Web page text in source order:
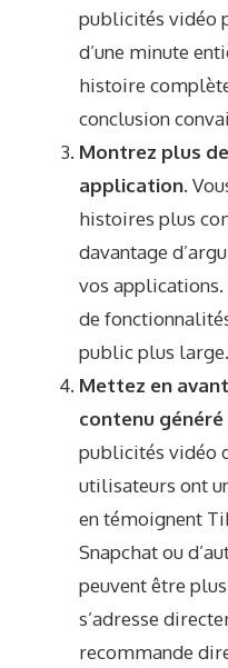
publicités vidéo
d’une minute
histoire
conclusion
Montrez plus
application.
histoires plus
davantage
vos applications.
de
public plus large.
Mettez en
contenu
publicités vidéo
utilisateurs ont
en témoignent
Snapchat ou
peuvent être
s’adresse
recommande